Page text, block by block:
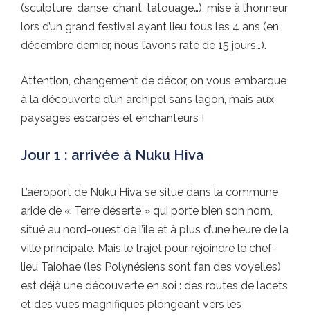
(sculpture, danse, chant, tatouage…), mise à l’honneur
lors d’un grand festival ayant lieu tous les 4 ans (en
décembre dernier, nous l’avons raté de 15 jours…).
Attention, changement de décor, on vous embarque
à la découverte d’un archipel sans lagon, mais aux
paysages escarpés et enchanteurs !
Jour 1 : arrivée à Nuku Hiva
L’aéroport de Nuku Hiva se situe dans la commune
aride de « Terre déserte » qui porte bien son nom,
situé au nord-ouest de l’île et à plus d’une heure de la
ville principale. Mais le trajet pour rejoindre le chef-
lieu Taiohae (les Polynésiens sont fan des voyelles)
est déjà une découverte en soi : des routes de lacets
et des vues magnifiques plongeant vers les